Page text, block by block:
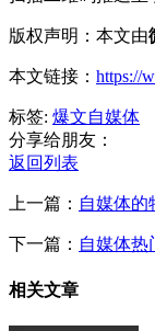
版权声明：本文由
本文链接： https://
标签: 爆文自媒体
分享给朋友：
返回列表
上一篇： 自媒体的
下一篇： 自媒体热
相关文章